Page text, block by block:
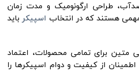
طراحی ارگونومیک و مدت زمان
هستند که در انتخاب اسپیکر باید
متین برای تمامی محصولات، اعتماد
اطمینان از کیفیت و دوام اسپیکرها را